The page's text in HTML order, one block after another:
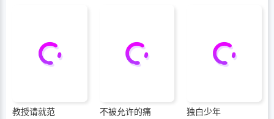
教授请就范 不被允许的痛 独白少年